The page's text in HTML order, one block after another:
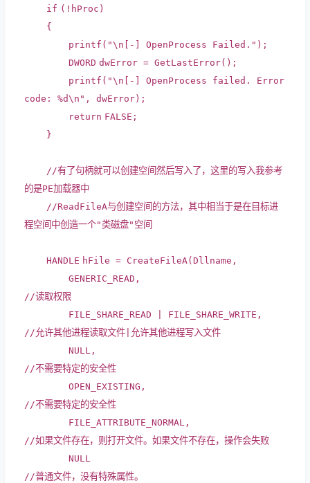
if (!hProc)
{
printf( "\n[-] OpenProcess Failed." );
DWORD dwError = GetLastError();
printf( "\n[-] OpenProcess failed. Error
code: %d\n" , dwError);
return FALSE;
}
//有了句柄就可以创建空间然后写入了，这里的写入我参考
的是PE加载器中
//ReadFileA与创建空间的方法，其中相当于是在目标进
程空间中创造一个"类磁盘"空间
HANDLE hFile = CreateFileA(Dllname,
GENERIC_READ,
//读取权限
FILE_SHARE_READ | FILE_SHARE_WRITE,
//允许其他进程读取文件|允许其他进程写入文件
NULL,
//不需要特定的安全性
OPEN_EXISTING,
//不需要特定的安全性
FILE_ATTRIBUTE_NORMAL,
//如果文件存在，则打开文件。如果文件不存在，操作会失败
NULL
//普通文件，没有特殊属性。